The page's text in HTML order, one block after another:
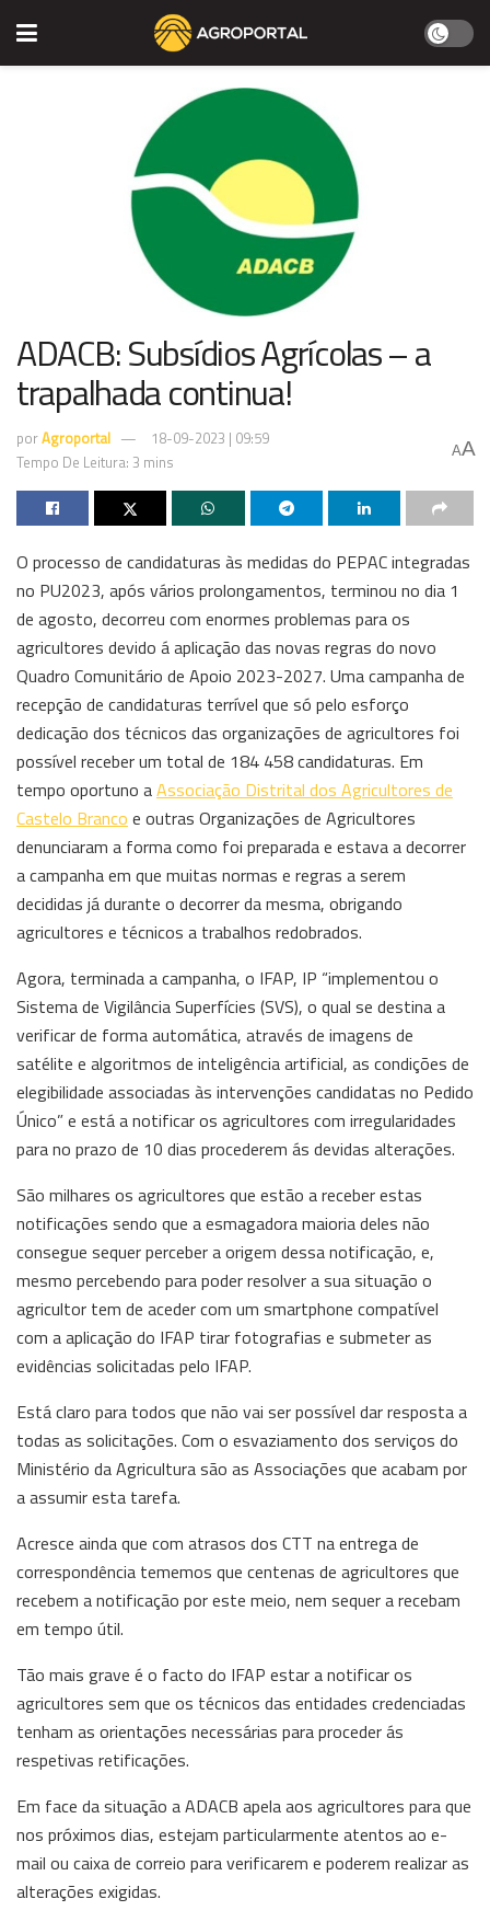
ADACB: Subsídios Agrícolas – a
trapalhada continua!
porAgroportal
18-09-2023 | 09:59
Tempo De Leitura: 3 mins
AA
O processo de candidaturas às medidas do PEPAC integradas
no PU2023, após vários prolongamentos, terminou no dia 1
de agosto, decorreu com enormes problemas para os
agricultores devido á aplicação das novas regras do novo
Quadro Comunitário de Apoio 2023-2027. Uma campanha de
recepção de candidaturas terrível que só pelo esforço
dedicação dos técnicos das organizações de agricultores foi
possível receber um total de 184 458 candidaturas. Em
tempo oportuno aAssociação Distrital dos Agricultores de
Castelo Branco e outras Organizações de Agricultores
denunciaram a forma como foi preparada e estava a decorrer
a campanha em que muitas normas e regras a serem
decididas já durante o decorrer da mesma, obrigando
agricultores e técnicos a trabalhos redobrados.
Agora, terminada a campanha, o IFAP, IP “implementou o
Sistema de Vigilância Superfícies (SVS), o qual se destina a
verificar de forma automática, através de imagens de
satélite e algoritmos de inteligência artificial, as condições de
elegibilidade associadas às intervenções candidatas no Pedido
Único” e está a notificar os agricultores com irregularidades
para no prazo de 10 dias procederem ás devidas alterações.
São milhares os agricultores que estão a receber estas
notificações sendo que a esmagadora maioria deles não
consegue sequer perceber a origem dessa notificação, e,
mesmo percebendo para poder resolver a sua situação o
agricultor tem de aceder com um smartphone compatível
com a aplicação do IFAP tirar fotografias e submeter as
evidências solicitadas pelo IFAP.
Está claro para todos que não vai ser possível dar resposta a
todas as solicitações. Com o esvaziamento dos serviços do
Ministério da Agricultura são as Associações que acabam por
a assumir esta tarefa.
Acresce ainda que com atrasos dos CTT na entrega de
correspondência tememos que centenas de agricultores que
recebem a notificação por este meio, nem sequer a recebam
em tempo útil.
Tão mais grave é o facto do IFAP estar a notificar os
agricultores sem que os técnicos das entidades credenciadas
tenham as orientações necessárias para proceder ás
respetivas retificações.
Em face da situação a ADACB apela aos agricultores para que
nos próximos dias, estejam particularmente atentos ao e-
mail ou caixa de correio para verificarem e poderem realizar as
alterações exigidas.